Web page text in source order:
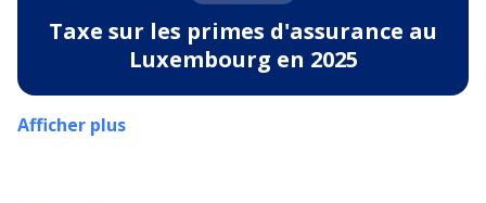
Taxe sur les primes d'assurance au
Luxembourg en 2025
Afficher plus